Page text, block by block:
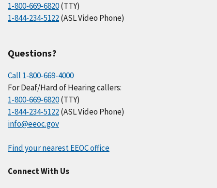
1-800-669-6820(TTY)
1-844-234-5122(ASL Video Phone)
Questions?
Call 1-800-669-4000
For Deaf/Hard of Hearing callers:
1-800-669-6820(TTY)
1-844-234-5122(ASL Video Phone)
info@eeoc.gov
Find your nearest EEOC office
Connect With Us